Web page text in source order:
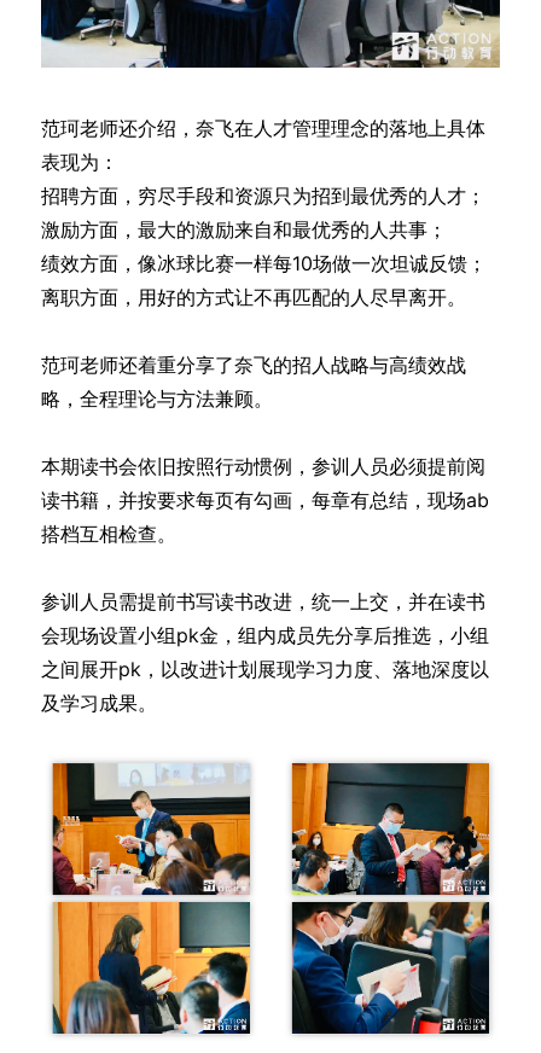
范珂老师还介绍，奈飞在人才管理理念的落地上具体
表现为：
招聘方面，穷尽手段和资源只为招到最优秀的人才；
激励方面，最大的激励来自和最优秀的人共事；
绩效方面，像冰球比赛一样每10场做一次坦诚反馈；
离职方面，用好的方式让不再匹配的人尽早离开。
范珂老师还着重分享了奈飞的招人战略与高绩效战
略，全程理论与方法兼顾。
本期读书会依旧按照行动惯例，参训人员必须提前阅
读书籍，并按要求每页有勾画，每章有总结，现场ab
搭档互相检查。
参训人员需提前书写读书改进，统一上交，并在读书
会现场设置小组pk金，组内成员先分享后推选，小组
之间展开pk，以改进计划展现学习力度、落地深度以
及学习成果。